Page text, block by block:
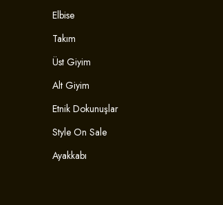
Elbise
Takım
Üst Giyim
Alt Giyim
Etnik Dokunuşlar
Style On Sale
Ayakkabı